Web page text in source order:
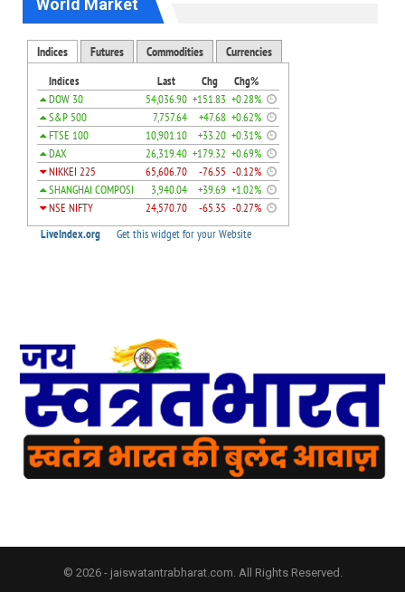
World Market
© 2026 - jaiswatantrabharat.com. All Rights Reserved.